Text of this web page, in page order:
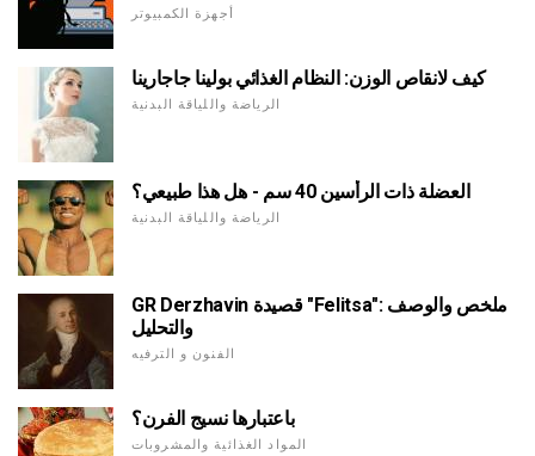
أجهزة الكمبيوتر
كيف لانقاص الوزن: النظام الغذائي بولينا جاجارينا
الرياضة واللياقة البدنية
العضلة ذات الرأسين 40 سم - هل هذا طبيعي؟
الرياضة واللياقة البدنية
GR Derzhavin قصيدة "Felitsa": ملخص والوصف
والتحليل
الفنون و الترفيه
باعتبارها نسيج الفرن؟
المواد الغذائية والمشروبات